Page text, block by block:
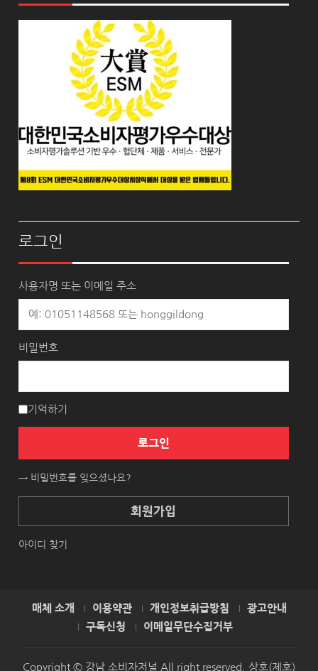
로그인
사용자명 또는 이메일 주소
비밀번호
기억하기
로그인
→ 비밀번호를 잊으셨나요?
회원가입
아이디 찾기
매체 소개 이용약관 개인정보취급방침
광고안내
구독신청
이메일무단수집거부
Copyright © 강남 소비자저널 All right reserved. 상호(제호)